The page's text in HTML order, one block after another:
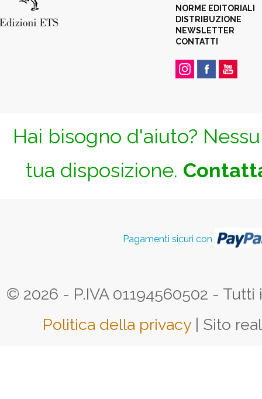
NORME EDITORIALI
DISTRIBUZIONE
NEWSLETTER
CONTATTI
Hai bisogno d'aiuto?
tua disposizione.
Pagamenti sicuri con
© 2026 - P.IVA 01194560502 -
Politica della privacy | Sito